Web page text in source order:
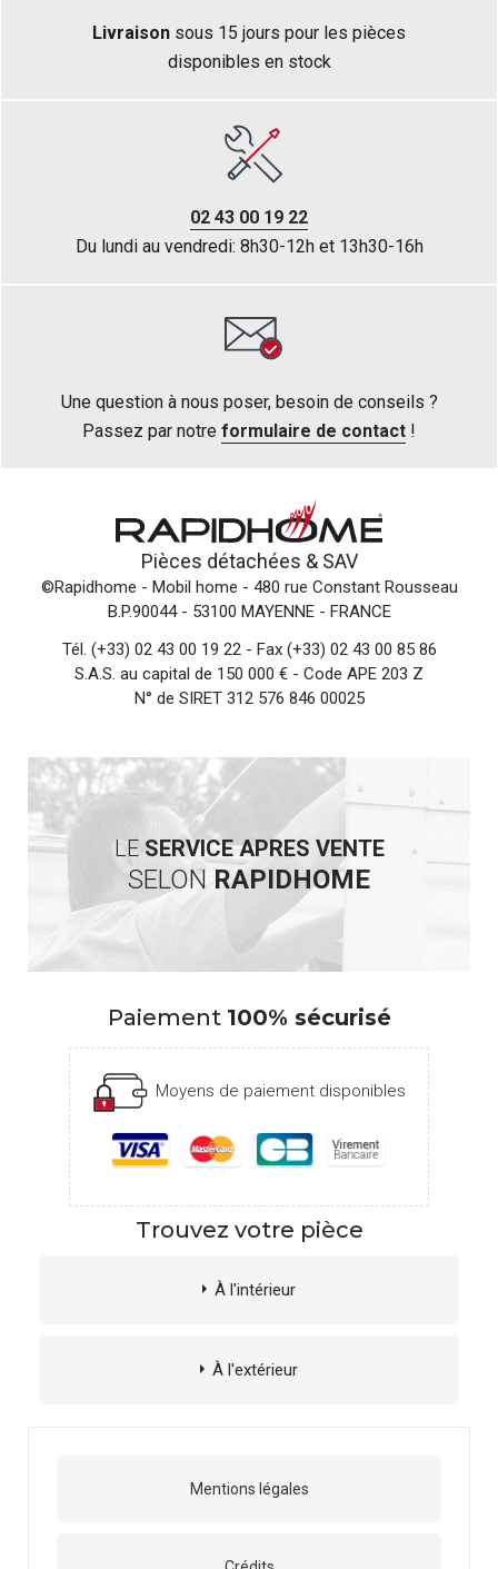
Livraison sous 15 jours pour les pièces
disponibles en stock
02 43 00 19 22
Du lundi au vendredi: 8h30-12h et 13h30-16h
Une question à nous poser, besoin de conseils ?
Passez par notre formulaire de contact !
Pièces détachées & SAV
©Rapidhome - Mobil home - 480 rue Constant Rousseau
B.P.90044 - 53100 MAYENNE - FRANCE
Tél. (+33) 02 43 00 19 22- Fax (+33) 02 43 00 85 86
S.A.S. au capital de 150 000 € - Code APE 203 Z
N° de SIRET 312 576 846 00025
LE SERVICE APRES VENTE
SELON RAPIDHOME
Paiement 100% sécurisé
Moyens de paiement disponibles
Trouvez votre pièce
À l'intérieur
À l'extérieur
Mentions légales